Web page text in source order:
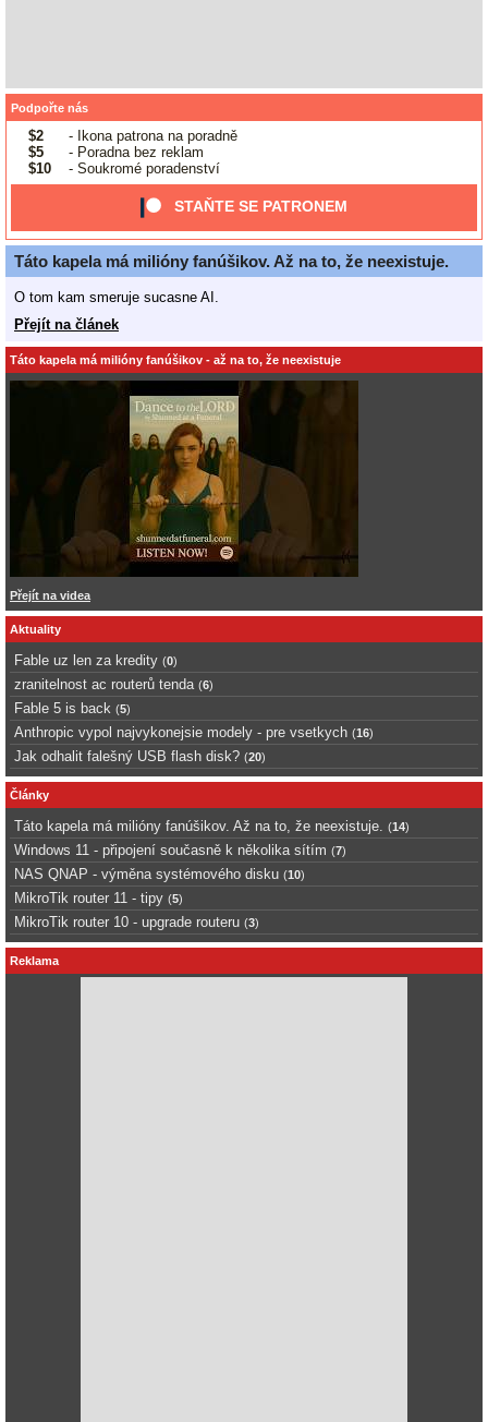
Podpořte nás
$2
- Ikona patrona na poradně
$5
- Poradna bez reklam
$10
- Soukromé poradenství
STAŇTE SE PATRONEM
Táto kapela má milióny fanúšikov. Až na to, že neexistuje.
O tom kam smeruje sucasne AI.
Přejít na článek
Táto kapela má milióny fanúšikov - až na to, že neexistuje
Přejít na videa
Aktuality
Fable uz len za kredity (0)
zranitelnost ac routerů tenda (6)
Fable 5 is back (5)
Anthropic vypol najvykonejsie modely - pre vsetkych (16)
Jak odhalit falešný USB flash disk? (20)
Články
Táto kapela má milióny fanúšikov. Až na to, že neexistuje. (14)
Windows 11 - připojení současně k několika sítím (7)
NAS QNAP - výměna systémového disku (10)
MikroTik router 11 - tipy (5)
MikroTik router 10 - upgrade routeru (3)
Reklama